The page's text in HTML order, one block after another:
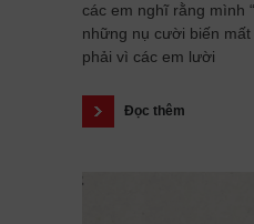
các em nghĩ rằng mình
những nụ cười biến
phải vì các em lười
Đọc thêm